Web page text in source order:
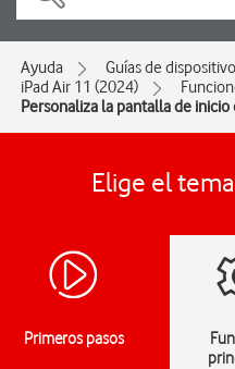
Ayuda Guías de
iPad Air 11 (2024)
Personaliza la pantalla de
Elige el
Primeros pasos